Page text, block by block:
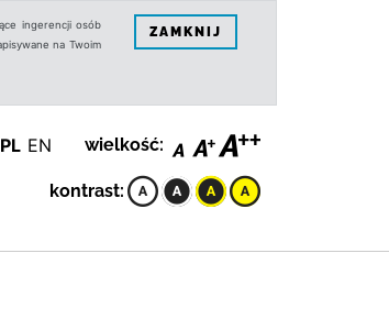
ingerencji osób
na Twoim
ZAMKNIJ
PL EN wielkość:
kontrast: